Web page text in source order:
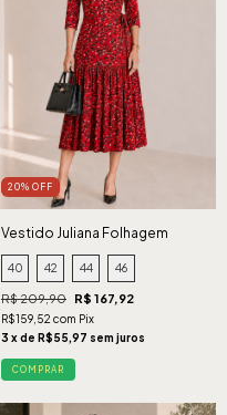
20% OFF
Vestido Juliana Folhagem
Vermelho
40 42 44 46
R$ 209,90 R$ 167,92
R$159,52 com Pix
3 x de R$55,97 sem juros
COMPRAR